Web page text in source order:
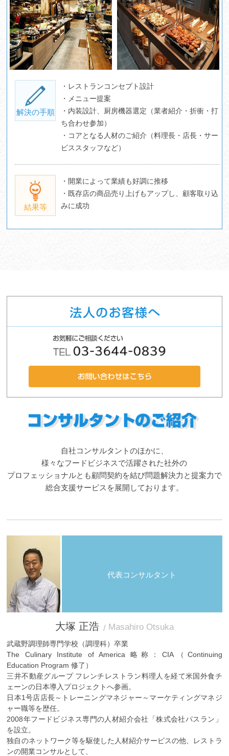
解決の手順
・レストランコンセプト設計
・メニュー提案
・内装設計、厨房機器選定（業者紹介・折衝・打
ち合わせ参加）
・コアとなる人材のご紹介（料理長・店長・サー
ビススタッフなど）
結果等
・開業によって業績も好調に推移
・既存店の商品売り上げもアップし、顧客取り込
みに成功
自社コンサルタントのほかに、
様々なフードビジネスで活躍された社外の
プロフェッショナルとも顧問契約を結び問題解決力と提案力で
総合支援サービスを展開しております。
代表コンサルタント
大塚 正浩 Masahiro Otsuka
武蔵野調理師専門学校（調理科）卒業
The Culinary Institute of America 略称：CIA（Continuing
Education Program 修了）
三井不動産グループ フレンチレストラン料理人を経て米国外食チ
ェーンの日本導入プロジェクトへ参画。
日本1号店店長～トレーニングマネジャー～マーケティングマネジ
ャー職等を歴任。
2008年フードビジネス専門の人材紹介会社「株式会社パスラン」
を設立。
独自のネットワーク等を駆使した人材紹介サービスの他、レストラ
ンの開業コンサルとして、